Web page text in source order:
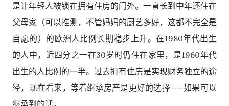
是让年轻人被锁在拥有住房的门外。一直长到中年还住在
父母家（可以推测，不管妈妈的厨艺多好，这都不完全是
自愿的）的欧洲人比例长期稳步上升。在1980年代出生
的人中，近四分之一在30岁时仍住在家里，是1960年代
出生的人比例的一半。过去拥有住房是实现财务独立的途
径，现在看来，等着继承房产是更好的选择——如果可以
继承到的话。